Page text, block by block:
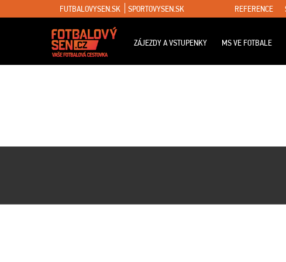
FUTBALOVYSEN.SK SPORTOVYSEN.SK REFERENCE
ZÁJEZDY A VSTUPENKY MS VE FOTBALE